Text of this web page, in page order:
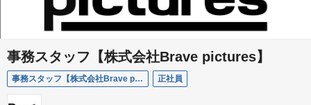
事務スタッフ【株式会社Brave pictures】
事務スタッフ【株式会社Brave pictures_】 正社員